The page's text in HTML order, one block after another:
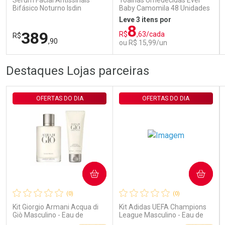
Bifásico Noturno Isdin
R$389,90
FECHAR
Laboratório
Comprar sem Desconto
Por R$ 389,90/cada
FECHAR
Por Menos
Comprar sem Desconto
Por R$ 389,90/cada
Baby Camomila 48 Unidades
Leve 3 itens por
R$8,63/cada
ou R$ 15,99/un
Comprar sem Desconto
Por R$ 15,99/cada
Por Menos
Comprar sem Desconto
Por R$ 15,99/cada
Destaques Lojas parceiras
(0)
Kit Giorgio Armani Acqua di
Giò Masculino - Eau de
Toilette 100ml + Gel de
OFERTAS DO DIA
COMPRAR
(0)
Kit Adidas UEFA Champions
League Masculino - Eau de
Toilette 100ml + Shower Gel
OFERTAS DO DIA
COMPRAR